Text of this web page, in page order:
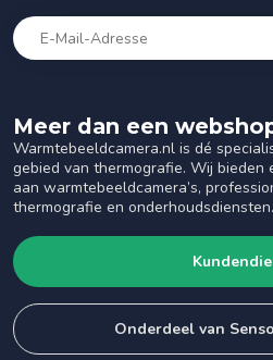
Meer dan een
Warmtebeeldcamera.nl is dé
gebied van thermografie. Wij bieden
aan warmtebeeldcamera’s,
thermografie en onderhoudsdiensten.
Onderdeel van